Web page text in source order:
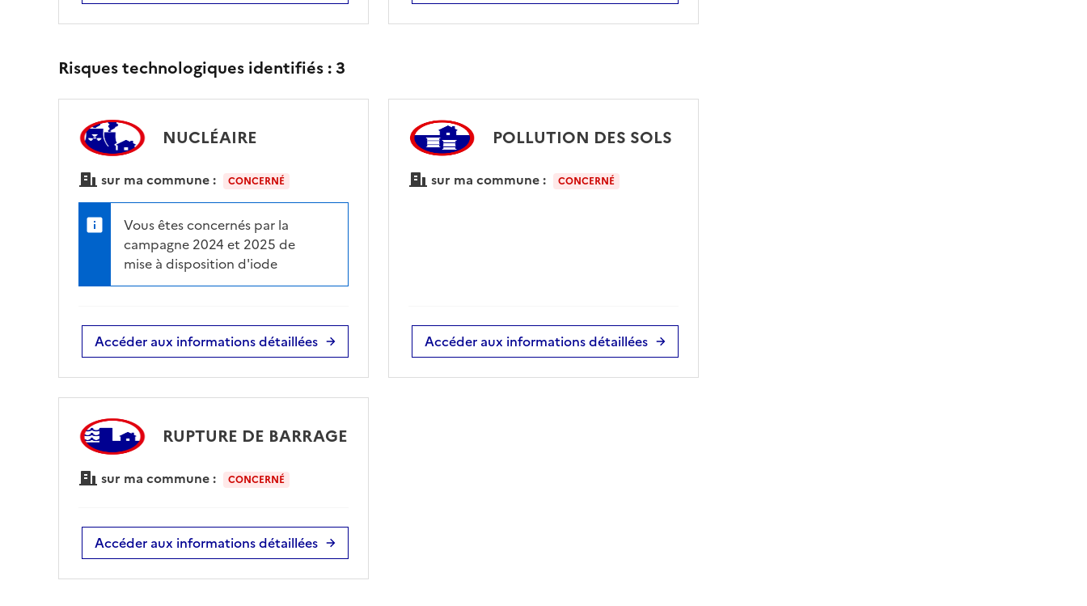
Risques technologiques identifiés :3
NUCLÉAIRE
sur ma commune : CONCERNÉ
Vous êtes concernés par la
campagne 2024 et 2025 de
mise à disposition d'iode
Accéder aux informations détaillées
POLLUTION DES SOLS
sur ma commune : CONCERNÉ
Accéder aux informations détaillées
RUPTURE DE BARRAGE
sur ma commune : CONCERNÉ
Accéder aux informations détaillées